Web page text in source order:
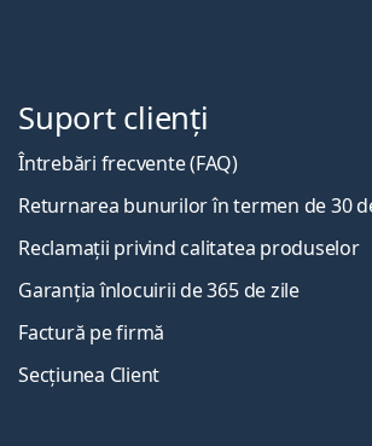
Suport clienți
Întrebări frecvente (FAQ)
Returnarea bunurilor în termen de 30
Reclamații privind calitatea produselor
Garanția înlocuirii de 365 de zile
Factură pe firmă
Secțiunea Client